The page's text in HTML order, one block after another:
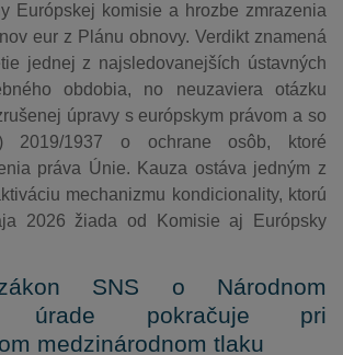
Európskej komisie a hrozbe zmrazenia
eur z Plánu obnovy. Verdikt znamená
jednej z najsledovanejších ústavných
obdobia, no neuzaviera otázku
úpravy s európskym právom a so
2019/1937 o ochrane osôb, ktoré
práva Únie. Kauza ostáva jedným z
mechanizmu kondicionality, ktorú
2026 žiada od Komisie aj Európsky
SNS o Národnom
úrade pokračuje pri
medzinárodnom tlaku